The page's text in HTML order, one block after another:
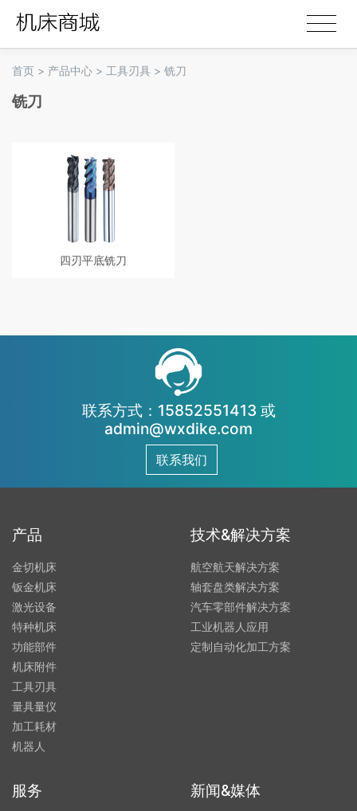
首页 > 产品中心 > 工具刃具 > 铣刀
铣刀
四刃平底铣刀
联系方式：15852551413 或
admin@wxdike.com
联系我们
产品
金切机床
钣金机床
激光设备
特种机床
功能部件
机床附件
工具刃具
量具量仪
加工耗材
机器人
技术&解决方案
航空航天解决方案
轴套盘类解决方案
汽车零部件解决方案
工业机器人应用
定制自动化加工方案
服务 新闻&媒体